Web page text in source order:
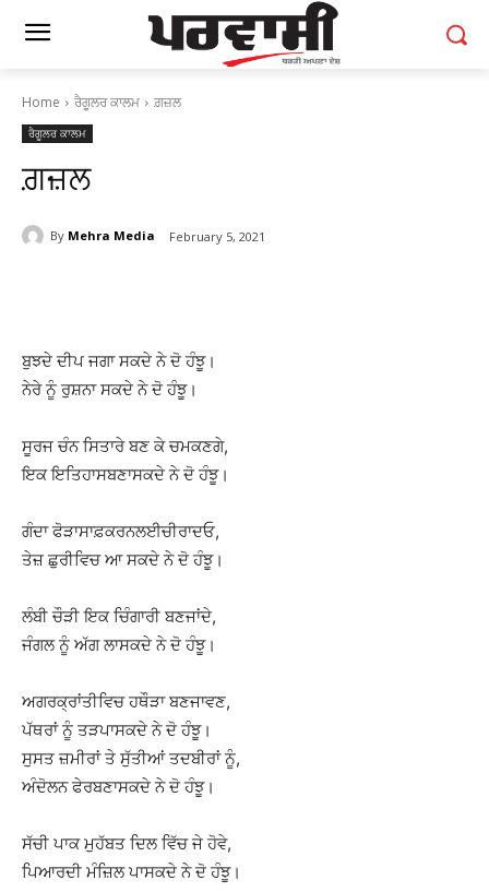
Home ਰੈਗੂਲਰ ਕਾਲਮ ਗ਼ਜ਼ਲ
ਰੈਗੂਲਰ ਕਾਲਮ
ਗ਼ਜ਼ਲ
By Mehra Media February 5, 2021
ਬੁਝਦੇ ਦੀਪ ਜਗਾ ਸਕਦੇ ਨੇ ਦੋ ਹੰਝੂ।
ਨੇਰੇ ਨੂੰ ਰੁਸ਼ਨਾ ਸਕਦੇ ਨੇ ਦੋ ਹੰਝੂ।
ਸੂਰਜ ਚੰਨ ਸਿਤਾਰੇ ਬਣ ਕੇ ਚਮਕਣਗੇ,
ਇਕ ਇਤਿਹਾਸਬਣਾਸਕਦੇ ਨੇ ਦੋ ਹੰਝੂ।
ਗੰਦਾ ਫੋੜਾਸਾਫ਼ਕਰਨਲਈਚੀਰਾਦਓ,
ਤੇਜ਼ ਛੁਰੀਵਿਚ ਆ ਸਕਦੇ ਨੇ ਦੋ ਹੰਝੂ।
ਲੰਬੀ ਚੌੜੀ ਇਕ ਚਿੰਗਾਰੀ ਬਣਜਾਂਦੇ,
ਜੰਗਲ ਨੂੰ ਅੱਗ ਲਾਸਕਦੇ ਨੇ ਦੋ ਹੰਝੂ।
ਅਗਰਕ੍ਰਾਂਤੀਵਿਚ ਹਥੌੜਾ ਬਣਜਾਵਣ,
ਪੱਥਰਾਂ ਨੂੰ ਤੜਪਾਸਕਦੇ ਨੇ ਦੋ ਹੰਝੂ।
ਸੁਸਤ ਜ਼ਮੀਰਾਂ ਤੇ ਸੁੱਤੀਆਂ ਤਦਬੀਰਾਂ ਨੂੰ,
ਅੰਦੋਲਨ ਫੇਰਬਣਾਸਕਦੇ ਨੇ ਦੋ ਹੰਝੂ।
ਸੱਚੀ ਪਾਕ ਮੁਹੱਬਤ ਦਿਲ ਵਿੱਚ ਜੇ ਹੋਵੇ,
ਪਿਆਰਦੀ ਮੰਜ਼ਿਲ ਪਾਸਕਦੇ ਨੇ ਦੋ ਹੰਝੂ।